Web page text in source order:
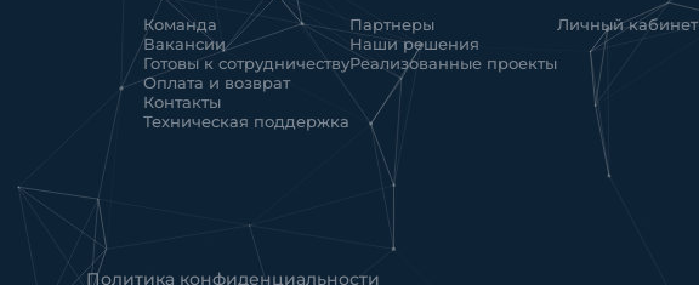
Команда
Вакансии
Готовы к сотрудничеству
Оплата и возврат
Контакты
Техническая поддержка
Партнеры
Наши решения
Реализованные проекты
Личный кабинет
Политика конфиденциальности